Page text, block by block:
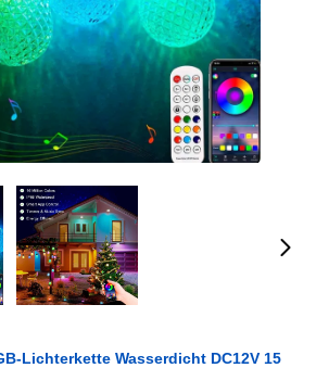
Lichterkette Wasserdicht DC12V 15